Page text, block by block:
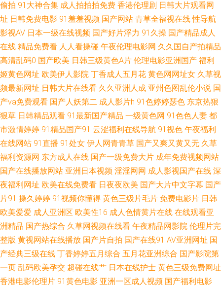
91 91探花入口 黄色爆肏 亚洲91精品 91直播啪啪 亚洲色图精品一区 婷婷色
网址 日本韩国在线不卡视频 www99热色色 内射极品小美女 影音先锋岛国电
影 九色老熟女91啦 91Pron首页 超碰97在线观看99 欧美拍拍视频 91大神黑
丝操逼 91碰在线视频 黑丝美女被內射 午夜精品波多野吉依 日韩欧美综合综
合网 久久6无码中文 在线h网 成人免费av 欧美性爱亚洲色图 国产欧美日本一
日日夜夜伊人人人乐 高清无码熊猫成人网 91ncom网站进入 超碰AV福利 日
韩一区二区射精 丁香五月社区无码 亚州射逼 97人妻网 日本阿v免费在线观
看 精品国产视色 91成人看片视频 成人岛国搬运工 成人做爱免费导航网
www欧美日韩成人黄 av高潮亚洲 91成人蜜桃在线 精品日韩成人 一区二区不
偷拍 91大神合集 成人拍拍拍免费 香港伦理剧 日韩大片观看网
址 日韩免费电影 91羞羞视频 国产网站 青草全福视在线 性导航
影视AV 日本一级在线视频 国产好片浮力 91久操 国产精品成人
在线 精品免费看 人人看操碰 午夜伦理电影网 久久国自产拍精品
高清乱码0 国产欧美 日韩三级黄色A片 伦理电影亚洲国产 福利
姬黄色网址 欧美伊人影院 丁香成人五月花 黄色网网址女 久草视
频最新网址 日韩大片在线看 久久亚洲人成 亚州色图乱伦小说 国
产va免费观看 国产人妖第二 成人影片h 91色婷婷瑟色 东京热狠
狠草 日韩精品观看 91最新国产精品 一级黄色网 91色色人妻 都
市激情婷婷 91精品国产91 云涩福利在线导航 91视色 午夜福利
在线网站 91直播 91处女 伊人网青青草 国产又爽又黄又无 久草
福利资源网 东方成人在线 国产一级免费大片 成年免费视频网站
国产在线播放网站 亚洲日本视频 淫淫网网 成人影视国产在线 深
夜福利网址 欧美在线免费看 日夜夜欧美 国产大片中文字幕 国产
片91 操久婷婷 91视频你懂得 黄色三级片毛片 免费电影片 日韩
欧美爱爱 成人亚洲区 欧美性16 成人色情黄片在线 在线观看亚
洲精品 国产热综合 久草网视频在线看 午夜精品网影院 伦理片完
整版 黄视网站在线播放 国产片自拍 国产在线91 AV亚洲网址 国
产经典三级在线 丁香婷婷五月综合 五月花亚洲综合 国产影院第
一页 乱码欧美孕交 超碰在线艹 日本在线护士 黄色三级免费网址
香港电影伦理片 91黄色电影 亚洲一区成人视频 国产福利电影